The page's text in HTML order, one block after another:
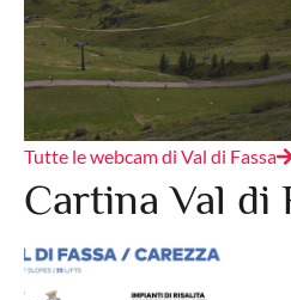
Tutte le webcam di Val di Fassa
Cartina Val di